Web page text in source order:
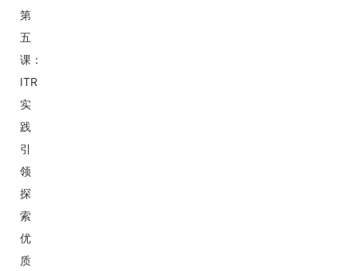
第
五
课：
ITR
实
践
引
领
探
索
优
质